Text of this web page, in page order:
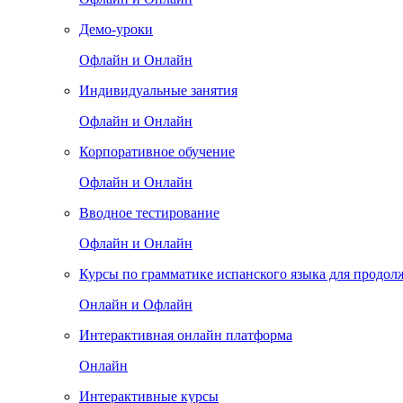
Демо-уроки
Офлайн и Онлайн
Индивидуальные занятия
Офлайн и Онлайн
Корпоративное обучение
Офлайн и Онлайн
Вводное тестирование
Офлайн и Онлайн
Курсы по грамматике испанского языка для
Онлайн и Офлайн
Интерактивная онлайн платформа
Онлайн
Интерактивные курсы